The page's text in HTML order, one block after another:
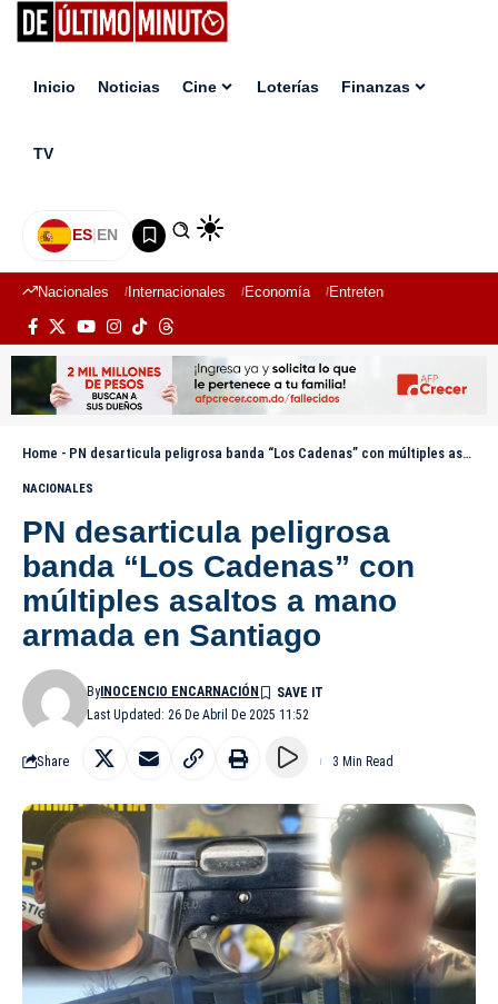
Inicio Noticias Cine Loterías Finanzas
TV
ES|EN
Nacionales Internacionales Economía Entretenimiento
Home - PN desarticula peligrosa banda “Los Cadenas” con múltiples asaltos a mano armada en Santiago
NACIONALES
PN desarticula peligrosa
banda “Los Cadenas” con
múltiples asaltos a mano
armada en Santiago
Last Updated: 26 De Abril De 2025 11:52
ByINOCENCIO ENCARNACIÓN
Share 3 Min Read